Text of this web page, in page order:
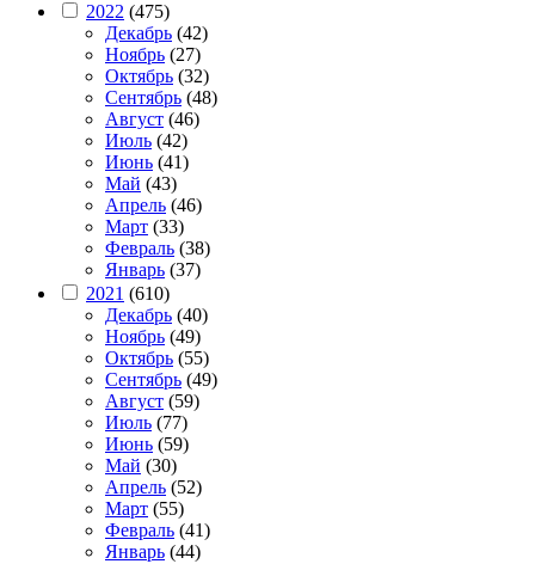
2022 (475)
Декабрь (42)
Ноябрь (27)
Октябрь (32)
Сентябрь (48)
Август (46)
Июль (42)
Июнь (41)
Май (43)
Апрель (46)
Март (33)
Февраль (38)
Январь (37)
2021 (610)
Декабрь (40)
Ноябрь (49)
Октябрь (55)
Сентябрь (49)
Август (59)
Июль (77)
Июнь (59)
Май (30)
Апрель (52)
Март (55)
Февраль (41)
Январь (44)